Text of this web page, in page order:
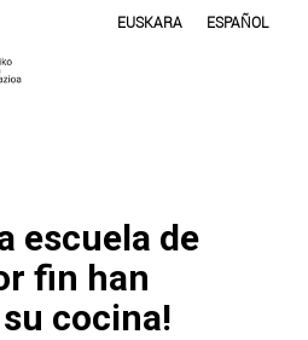
EUSKARA ESPAÑOL
escuela de
fin han
cocina!